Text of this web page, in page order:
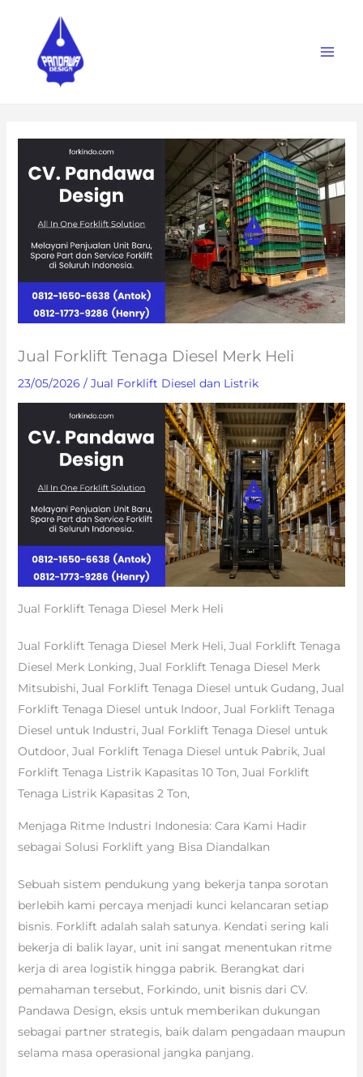
content
Jual Forklift Tenaga Diesel Merk Heli
23/05/2026 / Jual Forklift Diesel dan Listrik
Jual Forklift Tenaga Diesel Merk Heli
Jual Forklift Tenaga Diesel Merk Heli, Jual Forklift Tenaga
Diesel Merk Lonking, Jual Forklift Tenaga Diesel Merk
Mitsubishi, Jual Forklift Tenaga Diesel untuk Gudang, Jual
Forklift Tenaga Diesel untuk Indoor, Jual Forklift Tenaga
Diesel untuk Industri, Jual Forklift Tenaga Diesel untuk
Outdoor, Jual Forklift Tenaga Diesel untuk Pabrik, Jual
Forklift Tenaga Listrik Kapasitas 10 Ton, Jual Forklift
Tenaga Listrik Kapasitas 2 Ton,
Menjaga Ritme Industri Indonesia: Cara Kami Hadir
sebagai Solusi Forklift yang Bisa Diandalkan
Sebuah sistem pendukung yang bekerja tanpa sorotan
berlebih kami percaya menjadi kunci kelancaran setiap
bisnis. Forklift adalah salah satunya. Kendati sering kali
bekerja di balik layar, unit ini sangat menentukan ritme
kerja di area logistik hingga pabrik. Berangkat dari
pemahaman tersebut, Forkindo, unit bisnis dari CV.
Pandawa Design, eksis untuk memberikan dukungan
sebagai partner strategis, baik dalam pengadaan maupun
selama masa operasional jangka panjang.